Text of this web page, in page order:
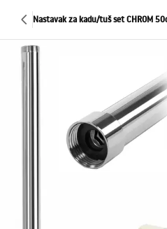
Nastavak za kadu/tuš set CHROM